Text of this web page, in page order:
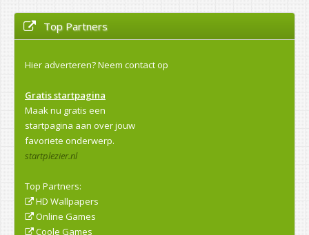
Top Partners
Hier adverteren?Neem contact op
Gratis startpagina
Maak nu gratis een
startpagina aan over jouw
favoriete onderwerp.
startplezier.nl
Top Partners:
HD Wallpapers
Online Games
Coole Games